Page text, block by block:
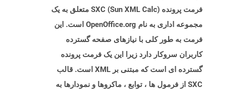
فرمت پرونده SXC (Sun XML Calc) متعلق به یک
مجموعه اداری به نام OpenOffice.org است. این
فرمت به طور کلی با نیازهای صفحه گسترده
کاربران سروکار دارد زیرا این یک فرمت پرونده
گسترده ای است که مبتنی بر XML است. قالب
SXC از فرمول ها ، توابع ، ماکروها و نمودارها به